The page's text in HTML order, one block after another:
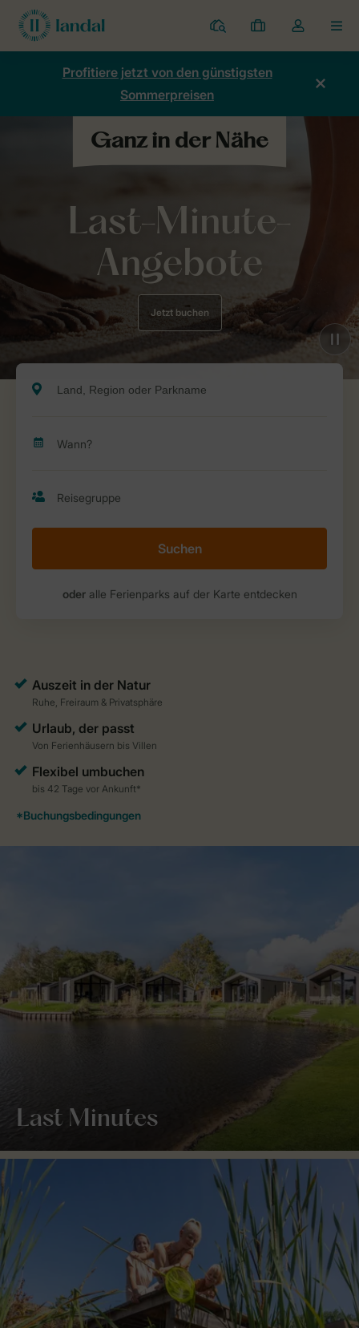
Ferienparks
Meine
Buchungen
Dropdown-
Menü
Kontos
Profitiere jetzt von den günstigsten
Sommerpreisen
Last-Minute-
Angebote
Jetzt buchen
Suchen
oderalle Ferienparks auf der Karte entdecken
Last Minutes